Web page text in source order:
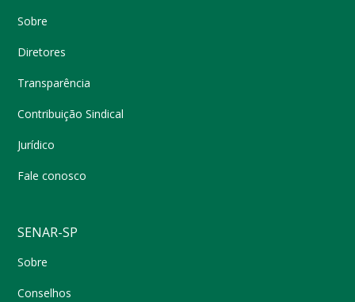
Sobre
Diretores
Transparência
Contribuição Sindical
Jurídico
Fale conosco
SENAR-SP
Sobre
Conselhos